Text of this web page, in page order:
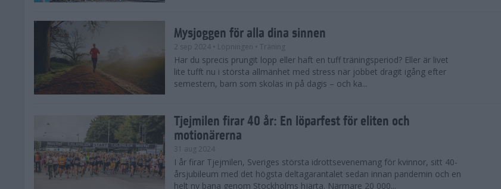
Mysjoggen för alla dina sinnen
2 sep 2024 • Löpningen • Träning
Har du sprecis prungit lopp eller haft en tuff träningsperiod? Eller är livet
lite tufft nu i största allmänhet med stress när jobbet dragit igång efter
semestern, barn som skolas in på dagis – och ka...
Tjejmilen firar 40 år: En löparfest för eliten och
motionärerna
31 aug 2024
I år firar Tjejmilen, Sveriges största idrottsevenemang för kvinnor, sitt 40-
årsjubileum med det högsta deltagarantalet sedan innan pandemin och en
helt ny bana genom Stockholms hjärta. Närmare 20 000...